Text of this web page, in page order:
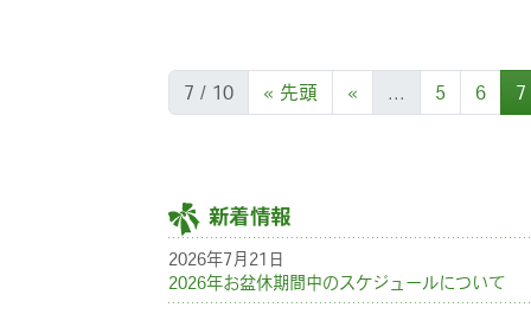
7 / 10 « 先頭 « 5 6 7
新着情報
2026年7月21日
2026年お盆休期間中のスケジュールについて